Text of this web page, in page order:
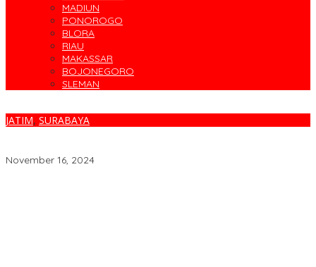
MADIUN
PONOROGO
BLORA
RIAU
MAKASSAR
BOJONEGORO
SLEMAN
JATIM, SURABAYA
November 16, 2024